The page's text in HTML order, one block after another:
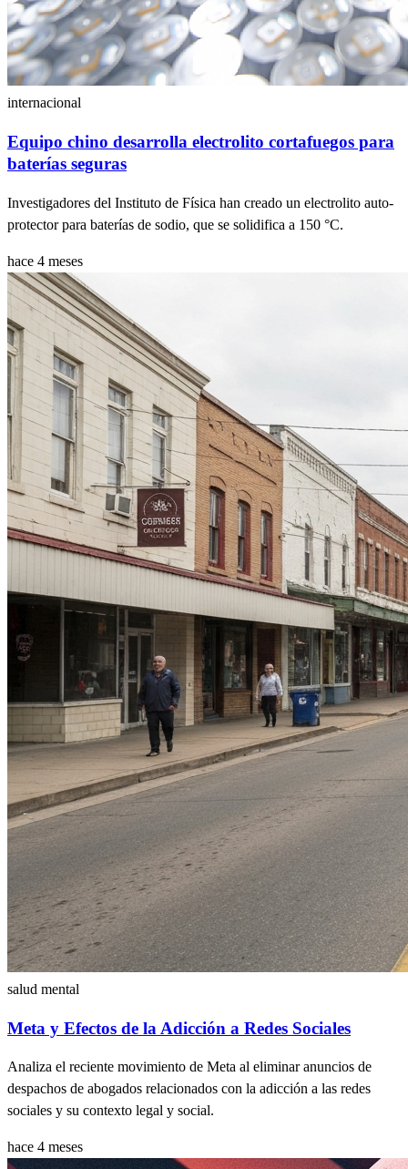
internacional
Equipo chino desarrolla electrolito cortafuegos para
baterías seguras
Investigadores del Instituto de Física han creado un electrolito auto-
protector para baterías de sodio, que se solidifica a 150 °C.
hace 4 meses
salud mental
Meta y Efectos de la Adicción a Redes Sociales
Analiza el reciente movimiento de Meta al eliminar anuncios de
despachos de abogados relacionados con la adicción a las redes
sociales y su contexto legal y social.
hace 4 meses